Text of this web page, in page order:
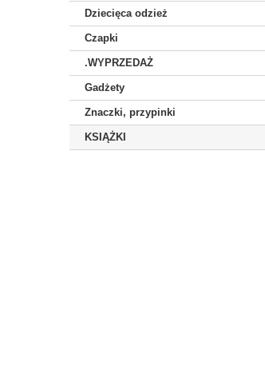
Dziecięca odzież
Czapki
.WYPRZEDAŻ
Gadżety
Znaczki, przypinki
KSIĄŻKI